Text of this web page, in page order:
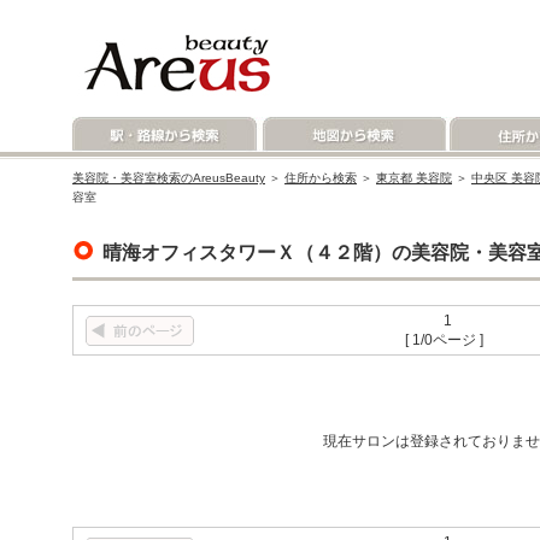
美容院・美容室検索のAreusBeauty ＞ 住所から検索 ＞ 東京都 美容院 ＞ 中央区 美容
容室
晴海オフィスタワーＸ（４２階）の美容院・美容
1
[ 1/0ページ ]
現在サロンは登録されておりま